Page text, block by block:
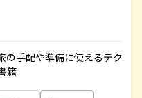
の手配や準備に使えるテク
籍